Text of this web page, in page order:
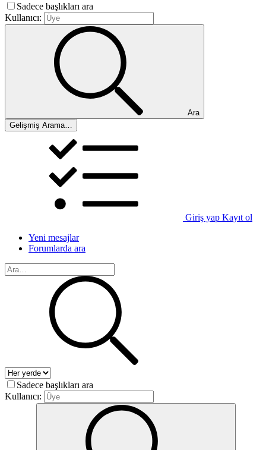
Sadece başlıkları ara
Kullanıcı:
Ara
Gelişmiş Arama…
Giriş yap Kayıt ol
Yeni mesajlar
Forumlarda ara
Sadece başlıkları ara
Kullanıcı: